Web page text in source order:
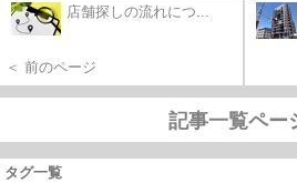
店舗探しの流れにつ...
＜ 前のページ
記事一覧ペー
タグ一覧